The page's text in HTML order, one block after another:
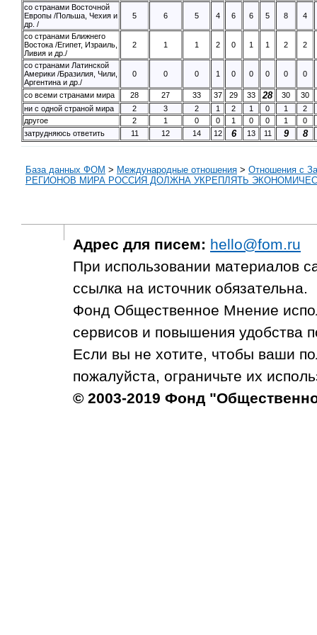
со странами Восточной
Европы /Польша, Чехия и
др. /
5 6 5 4 6 6 5 8 4
со странами Ближнего
Востока /Египет, Израиль,
Ливия и др./
2 1 1 2 0 1 1 2 2
со странами Латинской
Америки /Бразилия, Чили,
Аргентина и др./
0 0 0 1 0 0 0 0 0
со всеми странами мира 28 27 33 37 29 33 28 30
30
ни с одной страной мира
2 3 2 1 2 1 0 1
2
другое
2 1 0 0 1 0 0 1
0
затрудняюсь ответить
11 12 14 12 6 13 11 9 8
База данных ФОМ > Международные отношения > Отношения с
РЕГИОНОВ МИРА РОССИЯ ДОЛЖНА УКРЕПЛЯТЬ
Адрес для писем: hello@fom.ru
При использовании материалов
ссылка на источник обязательна.
Фонд Общественное Мнение
сервисов и повышения удобства
Если вы не хотите, чтобы ваши
пожалуйста, ограничьте их
© 2003-2019 Фонд